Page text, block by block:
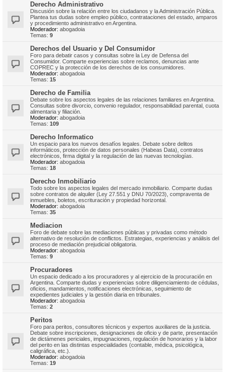
Derecho Administrativo
Discusión sobre la relación entre los ciudadanos y la Administración Pública.
Plantea tus dudas sobre empleo público, contrataciones del estado, amparos
y procedimiento administrativo en Argentina.
Moderador: abogadoia
Temas: 9
Derechos del Usuario y Del Consumidor
Foro para debatir casos y consultas sobre la Ley de Defensa del
Consumidor. Comparte experiencias sobre reclamos, denuncias ante
COPREC y la protección de los derechos de los consumidores.
Moderador: abogadoia
Temas: 15
Derecho de Familia
Debate sobre los aspectos legales de las relaciones familiares en Argentina.
Consultas sobre divorcio, convenio regulador, responsabilidad parental, cuota
alimentaria y filiación.
Moderador: abogadoia
Temas: 109
Derecho Informatico
Un espacio para los nuevos desafíos legales. Debate sobre delitos
informáticos, protección de datos personales (Habeas Data), contratos
electrónicos, firma digital y la regulación de las nuevas tecnologías.
Moderador: abogadoia
Temas: 18
Derecho Inmobiliario
Todo sobre los aspectos legales del mercado inmobiliario. Comparte dudas
sobre contratos de alquiler (Ley 27.551 y DNU 70/2023), compraventa de
inmuebles, boletos, escrituración y propiedad horizontal.
Moderador: abogadoia
Temas: 35
Mediacion
Foro de debate sobre las mediaciones públicas y privadas como método
alternativo de resolución de conflictos. Estrategias, experiencias y análisis del
proceso de mediación prejudicial obligatoria.
Moderador: abogadoia
Temas: 9
Procuradores
Un espacio dedicado a los procuradores y al ejercicio de la procuración en
Argentina. Comparte dudas y experiencias sobre diligenciamiento de cédulas,
oficios, mandamientos, notificaciones electrónicas, seguimiento de
expedientes judiciales y la gestión diaria en tribunales.
Moderador: abogadoia
Temas: 2
Peritos
Foro para peritos, consultores técnicos y expertos auxiliares de la justicia.
Debate sobre inscripciones, designaciones de oficio y de parte, presentación
de dictámenes periciales, impugnaciones, regulación de honorarios y la labor
del perito en las distintas especialidades (contable, médica, psicológica,
caligráfica, etc.).
Moderador: abogadoia
Temas: 19